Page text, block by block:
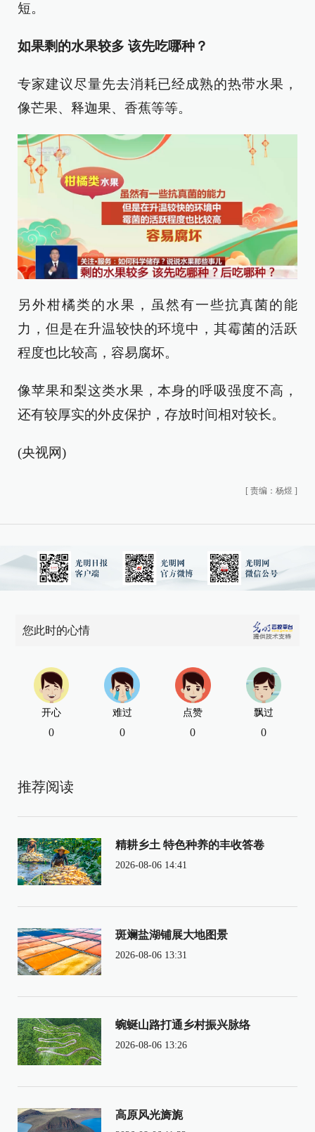
短。
如果剩的水果较多 该先吃哪种？
专家建议尽量先去消耗已经成熟的热带水果，
像芒果、释迦果、香蕉等等。
另外柑橘类的水果，虽然有一些抗真菌的能
力，但是在升温较快的环境中，其霉菌的活跃
程度也比较高，容易腐坏。
像苹果和梨这类水果，本身的呼吸强度不高，
还有较厚实的外皮保护，存放时间相对较长。
(央视网)
[ 责编：杨煜 ]
您此时的心情
开心
0
难过
0
点赞
0
飘过
0
推荐阅读
精耕乡土 特色种养的丰收答卷
2026-08-06 14:41
斑斓盐湖铺展大地图景
2026-08-06 13:31
蜿蜒山路打通乡村振兴脉络
2026-08-06 13:26
高原风光旖旎